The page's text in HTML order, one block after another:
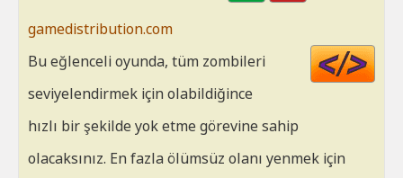
gamedistribution.com
Bu eğlenceli oyunda, tüm zombileri
seviyelendirmek için olabildiğince
hızlı bir şekilde yok etme görevine sahip
olacaksınız. En fazla ölümsüz olanı yenmek için